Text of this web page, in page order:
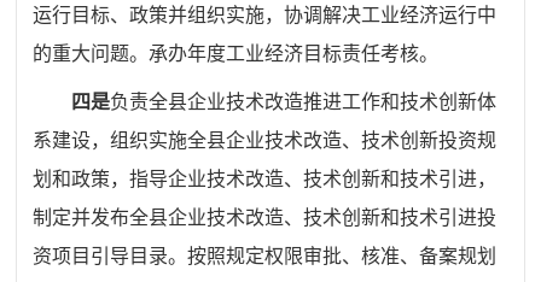
运行目标、政策并组织实施，协调解决工业经济运行中
的重大问题。承办年度工业经济目标责任考核。
四是负责全县企业技术改造推进工作和技术创新体
系建设，组织实施全县企业技术改造、技术创新投资规
划和政策，指导企业技术改造、技术创新和技术引进，
制定并发布全县企业技术改造、技术创新和技术引进投
资项目引导目录。按照规定权限审批、核准、备案规划